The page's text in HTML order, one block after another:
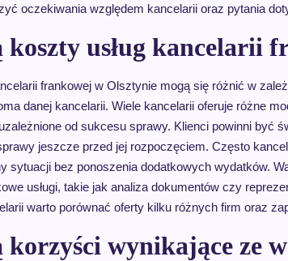
oczekiwania względem kancelarii oraz pytania
koszty usług kancelarii
frankowej w Olsztynie mogą się różnić w
danej kancelarii. Wiele kancelarii oferuje różne
od sukcesu sprawy. Klienci powinni być
jeszcze przed jej rozpoczęciem. Często
sytuacji bez ponoszenia dodatkowych wydatków.
usługi, takie jak analiza dokumentów czy
warto porównać oferty kilku różnych firm oraz
korzyści wynikające ze